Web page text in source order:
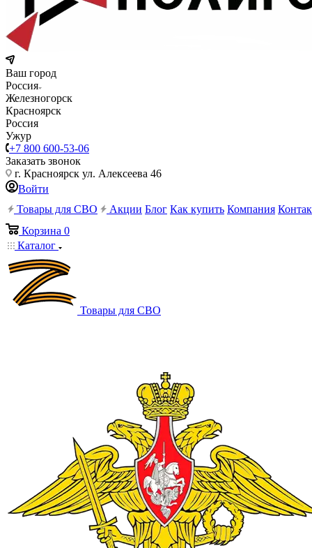
Ваш город
Россия
Железногорск
Красноярск
Россия
Ужур
+7 800 600-53-06
Заказать звонок
г. Красноярск ул. Алексеева 46
Войти
Товары для СВО
Акции Блог Как купить Компания
Корзина 0
Каталог
Товары для СВО